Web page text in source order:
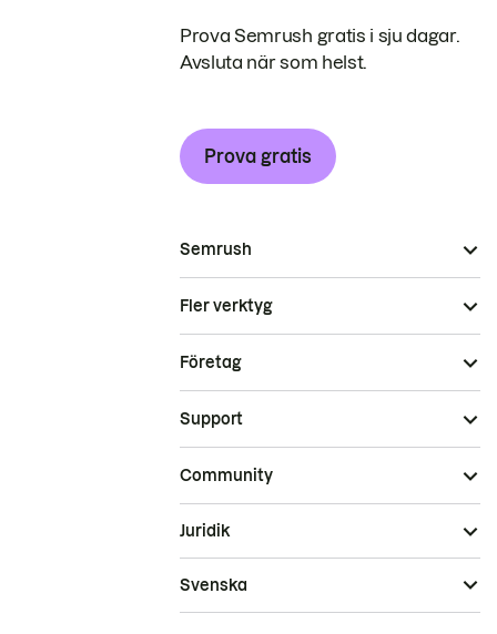
Prova Semrush gratis i sju dagar.
Avsluta när som helst.
Prova gratis
Semrush
Fler verktyg
Företag
Support
Community
Juridik
Svenska